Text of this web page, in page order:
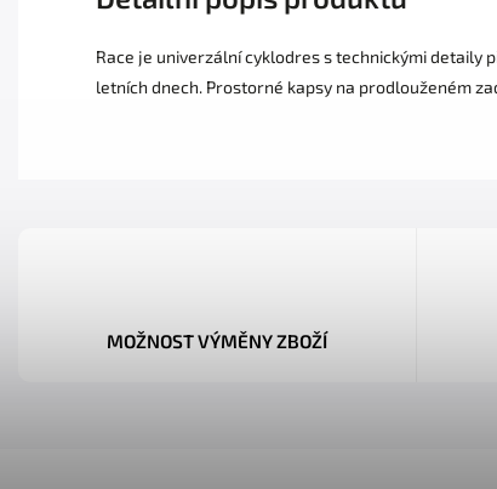
Race je univerzální cyklodres s technickými detaily
letních dnech. Prostorné kapsy na prodlouženém
MOŽNOST VÝMĚNY ZBOŽÍ